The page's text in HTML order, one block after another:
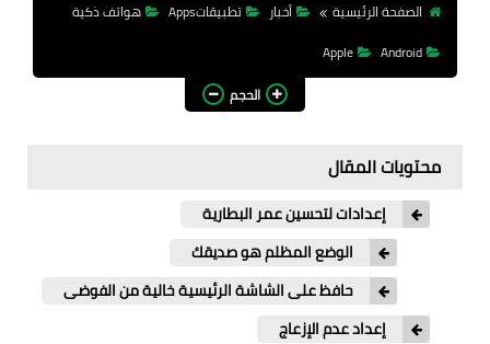
الصفحة الرئيسية
أخبار تطبيقاتApps
هواتف ذكية
Android
Apple
الحجم
محتويات المقال
إعدادات لتحسين عمر البطارية
الوضع المظلم هو صديقك
حافظ على الشاشة الرئيسية خالية من الفوضى
إعداد عدم الإزعاج